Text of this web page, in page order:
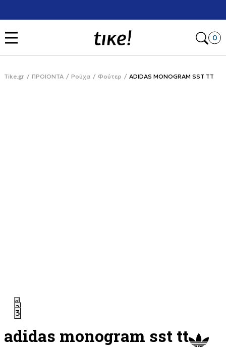
0
Tike.gr ΠΡΟΙΟΝΤΑ Ρούχα Φούτερ ADIDAS MONOGRAM SST TT
1
2
3
adidas monogram sst tt